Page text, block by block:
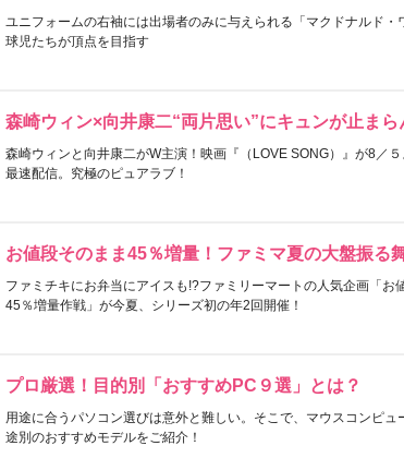
ユニフォームの右袖には出場者のみに与えられる「マクドナルド・
球児たちが頂点を目指す
森崎ウィン×向井康二“両片思い”にキュンが止まら
森崎ウィンと向井康二がW主演！映画『（LOVE SONG）』が8／
最速配信。究極のピュアラブ！
お値段そのまま45％増量！ファミマ夏の大盤振る
ファミチキにお弁当にアイスも!?ファミリーマートの人気企画「お
45％増量作戦」が今夏、シリーズ初の年2回開催！
プロ厳選！目的別「おすすめPC９選」とは？
用途に合うパソコン選びは意外と難しい。そこで、マウスコンピュ
途別のおすすめモデルをご紹介！